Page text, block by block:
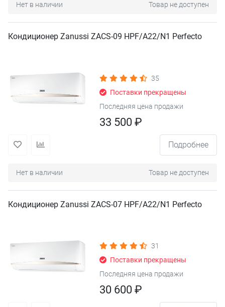
Нет в наличии Товар не доступен
Кондиционер Zanussi ZACS-09 HPF/A22/N1 Perfecto
35
Поставки прекращены
Последняя цена продажи
33 500 ₽
Подробнее
Нет в наличии Товар не доступен
Кондиционер Zanussi ZACS-07 HPF/A22/N1 Perfecto
31
Поставки прекращены
Последняя цена продажи
30 600 ₽